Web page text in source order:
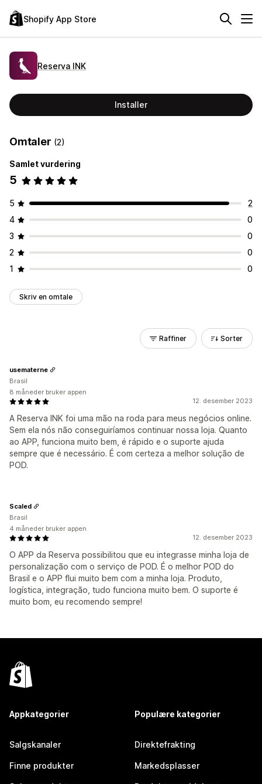
Shopify App Store
Reserva INK
Installer
Omtaler (2)
Samlet vurdering
5
5
2
4
0
3
0
2
0
1
0
Skriv en omtale
Raffiner Sorter
12. desember 2023
A Reserva INK foi uma mão na roda para meus negócios online.
Sem ela nós não conseguiríamos continuar nossa loja. Quanto
ao APP, funciona muito bem, é rápido e o suporte ajuda
sempre que é necessário. É com certeza a melhor solução de
POD.
usematerne
Brasil
8 måneder bruker appen
12. desember 2023
O APP da Reserva possibilitou que eu integrasse minha loja de
personalização com o serviço de POD. É o melhor POD do
Brasil e o APP flui muito bem com a minha loja. Produto,
logística, integração, tudo funciona muito bem. O suporte é
muito bom, eu recomendo sempre!
Scaled
Brasil
4 måneder bruker appen
Appkategorier
Salgskanaler
Finne produkter
Populære kategorier
Direktefrakting
Markedsplasser